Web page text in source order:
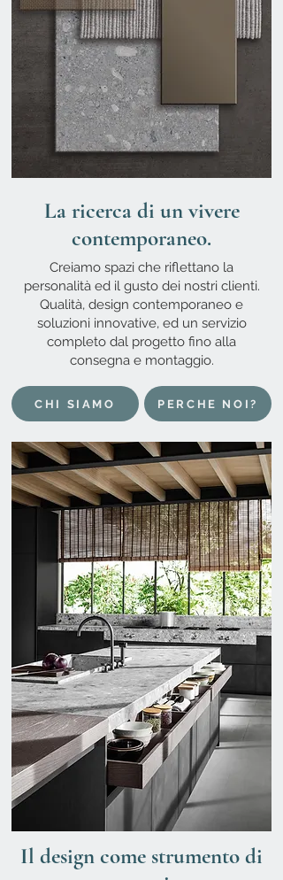
La ricerca di un vivere
contemporaneo.
Creiamo spazi che riflettano la
personalità ed il gusto dei nostri clienti.
Qualità, design contemporaneo e
soluzioni innovative, ed un servizio
completo dal progetto fino alla
consegna e montaggio.
CHI SIAMO PERCHE NOI?
Il design come strumento di